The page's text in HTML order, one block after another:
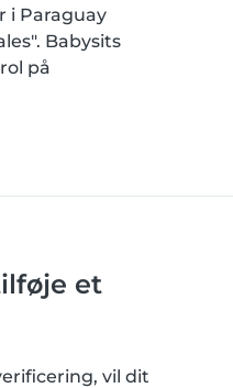
i Paraguay
Babysits
på
et
vil dit